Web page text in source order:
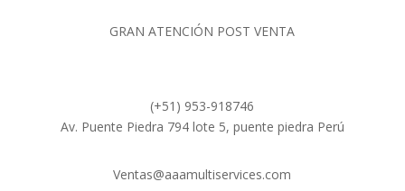
GRAN ATENCIÓN POST VENTA
(+51) 953-918746
Av. Puente Piedra 794 lote 5, puente piedra Perú
Ventas@aaamultiservices.com